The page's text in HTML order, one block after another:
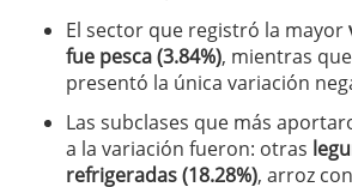
El sector que registró la mayor
fue pesca (3.84%), mientras
presentó la única variación
Las subclases que más
a la variación fueron: otras
refrigeradas (18.28%), arroz